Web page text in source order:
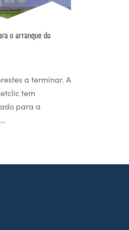
o arranque do
a terminar. A
tem
para a